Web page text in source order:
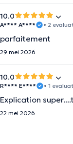
10.0
A**** A**** • 2
parfaitement
29 mei 2026
10.0
R**** E**** • 1
Explication
22 mei 2026